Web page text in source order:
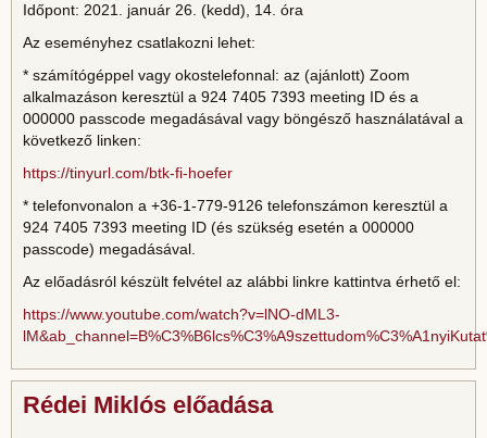
Időpont: 2021. január 26. (kedd), 14. óra
Az eseményhez csatlakozni lehet:
* számítógéppel vagy okostelefonnal: az (ajánlott) Zoom
alkalmazáson keresztül a 924 7405 7393 meeting ID és a
000000 passcode megadásával vagy böngésző használatával a
következő linken:
https://tinyurl.com/btk-fi-hoefer
* telefonvonalon a +36-1-779-9126 telefonszámon keresztül a
924 7405 7393 meeting ID (és szükség esetén a 000000
passcode) megadásával.
Az előadásról készült felvétel az alábbi linkre kattintva érhető el:
https://www.youtube.com/watch?v=lNO-dML3-
Rédei Miklós előadása